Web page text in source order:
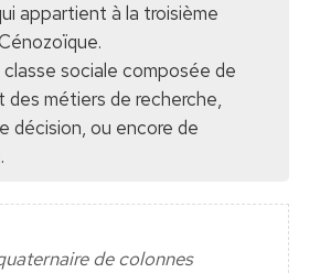
appartient à la troisième
sociale composée de
des métiers de recherche,
décision, ou encore de
de colonnes